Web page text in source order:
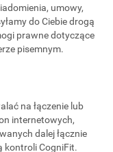
umowy,
do Ciebie drogą
prawne dotyczące
pisemnym.
na łączenie lub
internetowych,
dalej łącznie
kontroli CogniFit.